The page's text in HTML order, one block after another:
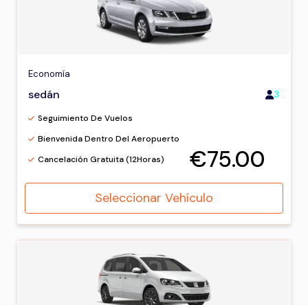
Economía
sedán 3
Seguimiento De Vuelos
Bienvenida Dentro Del Aeropuerto
Cancelación Gratuita (12Horas)
€75.00
Seleccionar Vehículo